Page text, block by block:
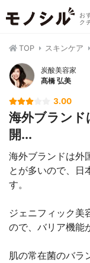
お
ク
TOP スキンケア
炭酸美容家
髙橋 弘美
3.00
海外ブランド
開...
海外ブランドは外
とが多いので、日
す。
ジェニフィック美
ので、バリア機能
肌の常在菌のバラ